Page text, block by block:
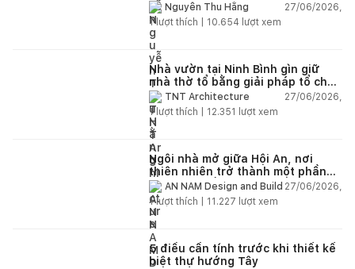
Nguyễn Thu Hằng
27/06/2026,
1lượt thích | 10.654 lượt xem
Nhà vườn tại Ninh Bình gìn giữ
nhà thờ tổ bằng giải pháp tổ chức
lại không gian
TNT Architecture
27/06/2026,
1lượt thích | 12.351 lượt xem
Ngôi nhà mở giữa Hội An, nơi
thiên nhiên trở thành một phần
của cuộc sống
AN NAM Design and Build 27/06/2026,
1lượt thích | 11.227 lượt xem
5 điều cần tính trước khi thiết kế
biệt thự hướng Tây